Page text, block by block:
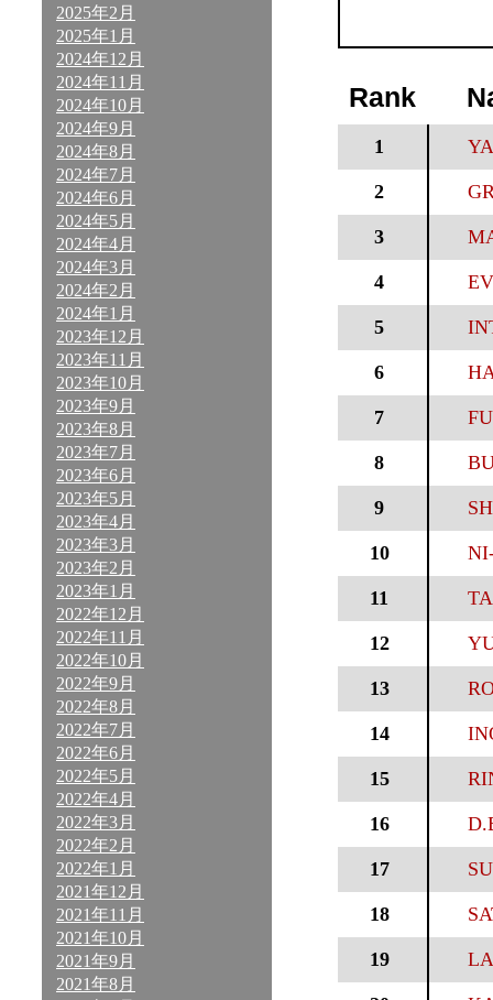
2025年2月
2025年1月
2024年12月
2024年11月
2024年10月
2024年9月
2024年8月
2024年7月
2024年6月
2024年5月
2024年4月
2024年3月
2024年2月
2024年1月
2023年12月
2023年11月
2023年10月
2023年9月
2023年8月
2023年7月
2023年6月
2023年5月
2023年4月
2023年3月
2023年2月
2023年1月
2022年12月
2022年11月
2022年10月
2022年9月
2022年8月
2022年7月
2022年6月
2022年5月
2022年4月
2022年3月
2022年2月
2022年1月
2021年12月
2021年11月
2021年10月
2021年9月
2021年8月
Rank
1
2
3
4
5
6
7
8
9
10
11
12
13
14
15
16
17
18
19